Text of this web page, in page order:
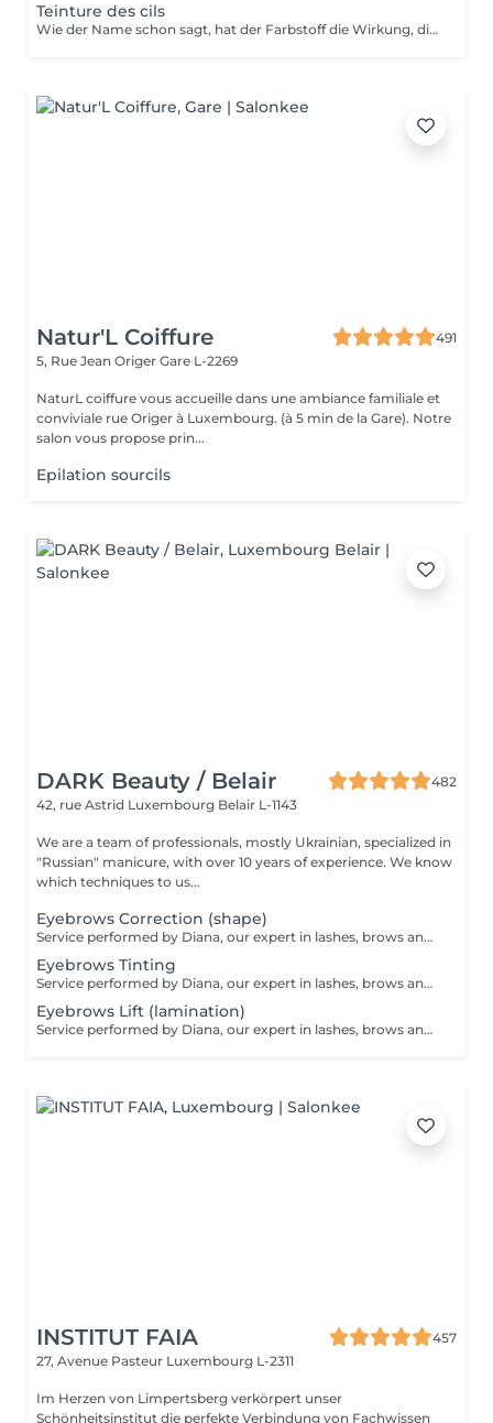
Teinture des cils
Wie der Name schon sagt, hat der Farbstoff die Wirkung, die Wimpern oder Augenbrauen zu färben und sie sehr leicht zu beschichten. Ideal für Menschen mit hellen Wimpern oder Augenbrauen, die dunklere Wimpern oder Augenbrauen (schwarz, braun, braun usw.) mit oder ohne Wimperntusche wünschen.
Natur'L Coiffure
491
5, Rue Jean Origer Gare L-2269
NaturL coiffure vous accueille dans une ambiance familiale et
conviviale rue Origer à Luxembourg. (à 5 min de la Gare). Notre
salon vous propose prin...
Epilation sourcils
DARK Beauty / Belair
482
42, rue Astrid Luxembourg Belair L-1143
We are a team of professionals, mostly Ukrainian, specialized in
"Russian" manicure, with over 10 years of experience. We know
which techniques to us...
Eyebrows Correction (shape)
Service performed by Diana, our expert in lashes, brows and hair removal, with over 10 years of experience, ensuring precision and high-quality results.
Eyebrows Tinting
Service performed by Diana, our expert in lashes, brows and hair removal, with over 10 years of experience, ensuring precision and high-quality results.
Eyebrows Lift (lamination)
Service performed by Diana, our expert in lashes, brows and hair removal, with over 10 years of experience, ensuring precision and high-quality results.
INSTITUT FAIA
457
27, Avenue Pasteur Luxembourg L-2311
Im Herzen von Limpertsberg verkörpert unser
Schönheitsinstitut die perfekte Verbindung von Fachwissen